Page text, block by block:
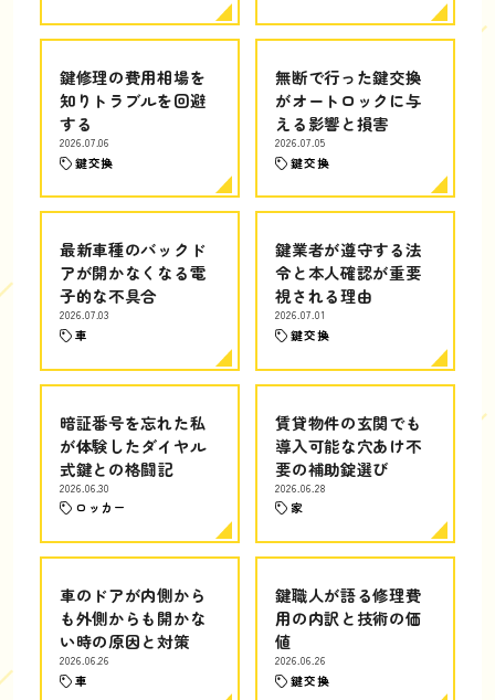
鍵修理の費用相場を
知りトラブルを回避
する
2026.07.06
鍵交換
無断で行った鍵交換
がオートロックに与
える影響と損害
2026.07.05
鍵交換
最新車種のバックド
アが開かなくなる電
子的な不具合
2026.07.03
車
鍵業者が遵守する法
令と本人確認が重要
視される理由
2026.07.01
鍵交換
暗証番号を忘れた私
が体験したダイヤル
式鍵との格闘記
2026.06.30
ロッカー
賃貸物件の玄関でも
導入可能な穴あけ不
要の補助錠選び
2026.06.28
家
車のドアが内側から
も外側からも開かな
い時の原因と対策
2026.06.26
車
鍵職人が語る修理費
用の内訳と技術の価
値
2026.06.26
鍵交換